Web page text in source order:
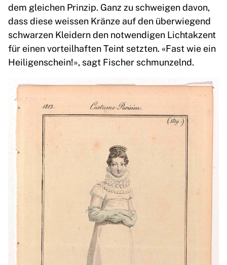
dem gleichen Prinzip. Ganz zu schweigen davon,
dass diese weissen Kränze auf den überwiegend
schwarzen Kleidern den notwendigen Lichtakzent
für einen vorteilhaften Teint setzten. «Fast wie ein
Heiligenschein!», sagt Fischer schmunzelnd.